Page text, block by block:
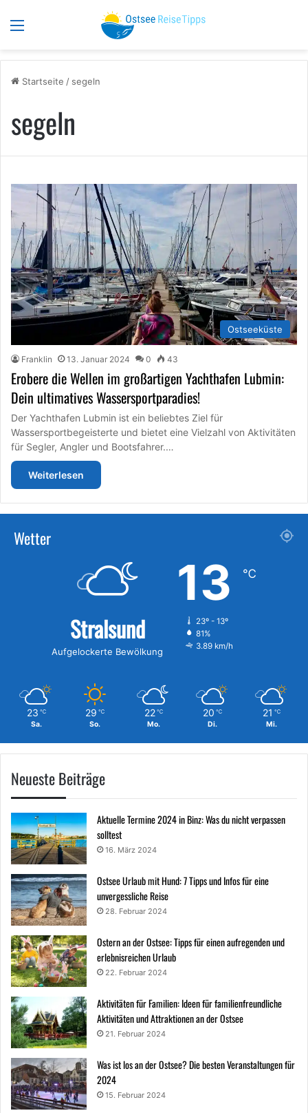
Menü
Startseite / segeln
segeln
Ostseeküste
Franklin 13. Januar 2024 0 43
Erobere die Wellen im großartigen Yachthafen Lubmin:
Dein ultimatives Wassersportparadies!
Der Yachthafen Lubmin ist ein beliebtes Ziel für
Wassersportbegeisterte und bietet eine Vielzahl von Aktivitäten
für Segler, Angler und Bootsfahrer.…
Weiterlesen
Wetter
Stralsund
Aufgelockerte Bewölkung
13 ℃
23º - 13º
81%
3.89 km/h
23 ℃
Sa.
29 ℃
So.
22 ℃
Mo.
20 ℃
Di.
21 ℃
Mi.
Neueste Beiträge
Aktuelle Termine 2024 in Binz: Was du nicht verpassen
solltest
16. März 2024
Ostsee Urlaub mit Hund: 7 Tipps und Infos für eine
unvergessliche Reise
28. Februar 2024
Ostern an der Ostsee: Tipps für einen aufregenden und
erlebnisreichen Urlaub
22. Februar 2024
Aktivitäten für Familien: Ideen für familienfreundliche
Aktivitäten und Attraktionen an der Ostsee
21. Februar 2024
Was ist los an der Ostsee? Die besten Veranstaltungen für
2024
15. Februar 2024